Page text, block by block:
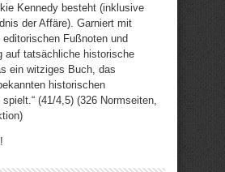
Kennedy besteht (inklusive
der Affäre). Garniert mit
Fußnoten und
auf tatsächliche historische
ein witziges Buch, das
historischen
(41/4,5) (326 Normseiten,